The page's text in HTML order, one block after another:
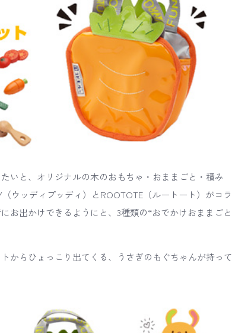
いと、オリジナルの木のおもちゃ・おままごと・積み
ウッディプッディ）とROOTOTE（ルートート）がコラ
お出かけできるようにと、3種類の“おでかけおままごと
からひょっこり出てくる、うさぎのもぐちゃんが持って